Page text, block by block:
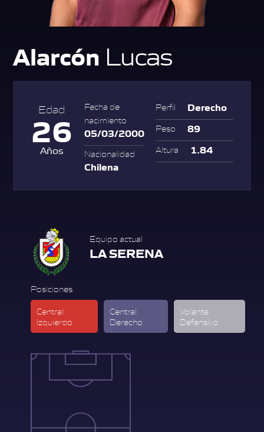
Alarcón Lucas
Edad
26
Años
Fecha de
nacimiento
05/03/2000
Nacionalidad
Chilena
Perfil Derecho
Peso 89
Altura 1.84
Equipo actual
LA SERENA
Posiciones
Central
Izquierdo
Central
Derecho
Volante
Defensivo